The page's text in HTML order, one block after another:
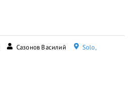
Сазонов Василий
Solo,